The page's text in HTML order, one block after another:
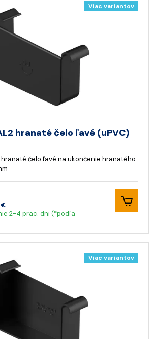
Viac variantov
hranaté čelo ľavé (uPVC)
čelo ľavé na ukončenie hranatého
€
2-4 prac. dni (*podľa
Viac variantov